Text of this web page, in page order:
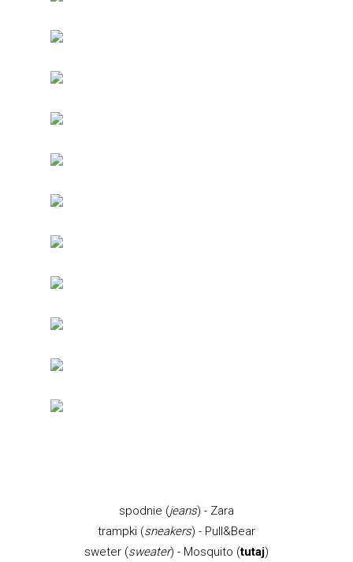
spodnie (jeans) - Zara
trampki (sneakers) - Pull&Bear
sweter (sweater) - Mosquito (tutaj)